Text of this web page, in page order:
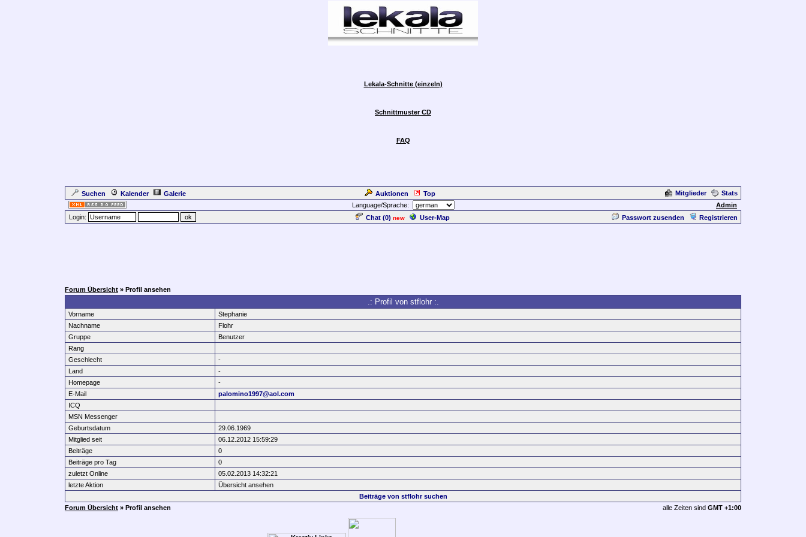
Lekala-Schnitte (einzeln)
Schnittmuster CD
FAQ
Suchen Kalender Galerie Auktionen Top Mitglieder
Stats
Language/Sprache:
Admin
Login:
Chat (0) new User-Map Passwort zusenden Registrieren
Forum Übersicht » Profil ansehen
.: Profil von stflohr :.
Vorname
Stephanie
Nachname
Flohr
Gruppe
Benutzer
Rang
Geschlecht
-
Land
-
Homepage
-
E-Mail
palomino1997@aol.com
ICQ
MSN Messenger
Geburtsdatum
29.06.1969
Mitglied seit
06.12.2012 15:59:29
Beiträge
0
Beiträge pro Tag
0
zuletzt Online
05.02.2013 14:32:21
letzte Aktion
Übersicht ansehen
Beiträge von stflohr suchen
Forum Übersicht » Profil ansehen alle Zeiten sind GMT +1:00